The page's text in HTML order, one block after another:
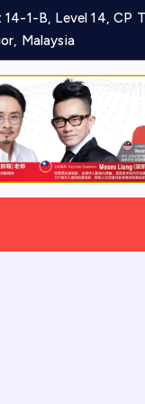
14-1-B, Level 14, CP
Malaysia